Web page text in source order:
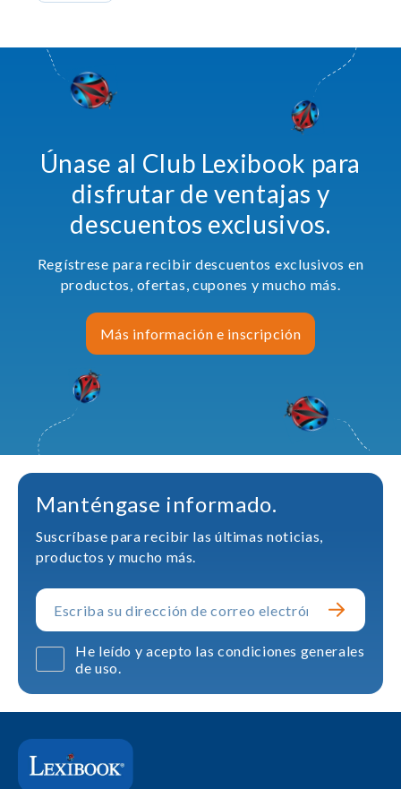
Únase al Club Lexibook para
disfrutar de ventajas y
descuentos exclusivos.
Regístrese para recibir descuentos exclusivos en
productos, ofertas, cupones y mucho más.
Más información e inscripción
Manténgase informado.
Suscríbase para recibir las últimas noticias,
productos y mucho más.
He leído y acepto las condiciones generales
de uso.